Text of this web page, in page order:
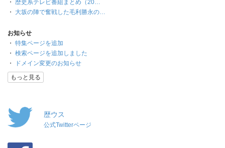
・ 歴史系テレビ番組まとめ（20…
・ 大坂の陣で奮戦した毛利勝永の…
お知らせ
・ 特集ページを追加
・ 検索ページを追加しました
・
ドメイン変更のお知らせ
もっと見る
歴ウス
公式Twitterページ